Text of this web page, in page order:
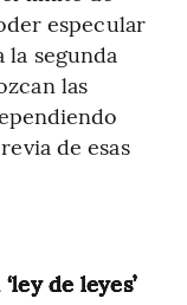
especular
la segunda
las
de esas
de leyes’